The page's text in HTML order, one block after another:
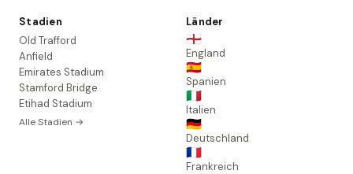
Stadien
Old Trafford
Anfield
Emirates Stadium
Stamford Bridge
Etihad Stadium
Alle Stadien →
Länder
🏴󠁧󠁢󠁥󠁮󠁧󠁿
England
🇪🇸
Spanien
🇮🇹
Italien
🇩🇪
Deutschland
🇫🇷
Frankreich